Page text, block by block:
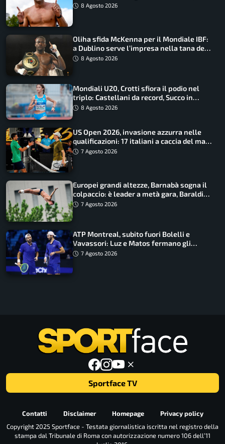
Barnabà sogna l’oro dalle grandi altezze
8 Agosto 2026
Oliha sfida McKenna per il Mondiale IBF:
a Dublino serve l’impresa nella tana del
lupo8 Agosto 2026
Mondiali U20, Crotti sfiora il podio nel
triplo: Castellani da record, Succo in
finale
8 Agosto 2026
US Open 2026, invasione azzurra nelle
qualificazioni: 17 italiani a caccia del main
draw7 Agosto 2026
Europei grandi altezze, Barnabà sogna il
colpaccio: è leader a metà gara, Baraldi
ancora in corsa
7 Agosto 2026
ATP Montreal, subito fuori Bolelli e
Vavassori: Luz e Matos fermano gli
azzurri
7 Agosto 2026
Sportface TV
Contatti Disclaimer Homepage
Privacy policy
Copyright 2025 Sportface - Testata giornalistica iscritta nel registro della
stampa dal Tribunale di Roma con autorizzazione numero 106 dell’11